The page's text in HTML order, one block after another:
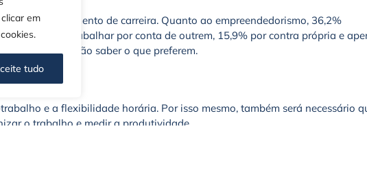
em
tudo
e desenvolvimento de carreira. Quanto ao empreendedorismo, 36,2%
querem trabalhar por conta de outrem, 15,9% por contra própria e
ainda não saber o que preferem.
e a flexibilidade horária. Por isso mesmo, também será necessário
o trabalho e medir a produtividade.